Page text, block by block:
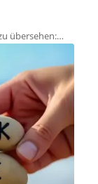
übersehen:…